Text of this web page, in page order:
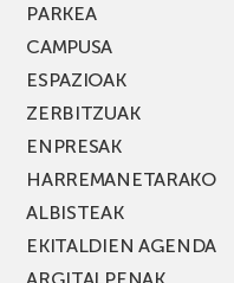
PARKEA
CAMPUSA
ESPAZIOAK
ZERBITZUAK
ENPRESAK
HARREMANETARAKO
ALBISTEAK
EKITALDIEN AGENDA
ARGITALPENAK